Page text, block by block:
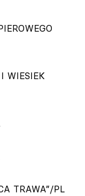
WIESIEK
TRAWA”/PL